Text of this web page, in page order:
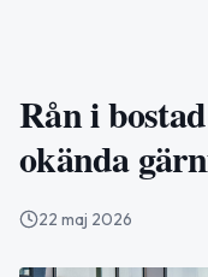
Rån i
okända
22 maj 2026